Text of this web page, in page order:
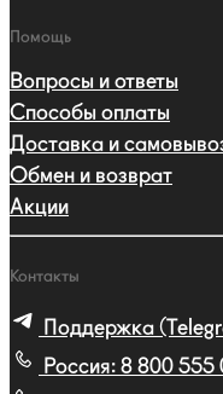
Помощь
Вопросы и ответы
Способы оплаты
Доставка и
Обмен и возврат
Акции
Контакты
Поддержка
Россия: 8 800 555